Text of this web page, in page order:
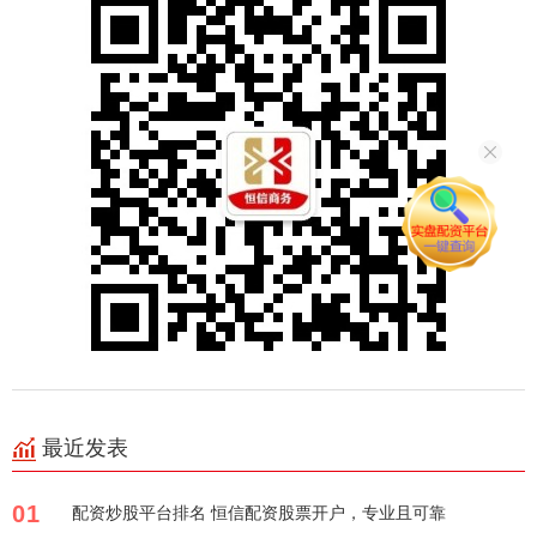
最近发表
01 配资炒股平台排名 恒信配资股票开户，专业且可靠